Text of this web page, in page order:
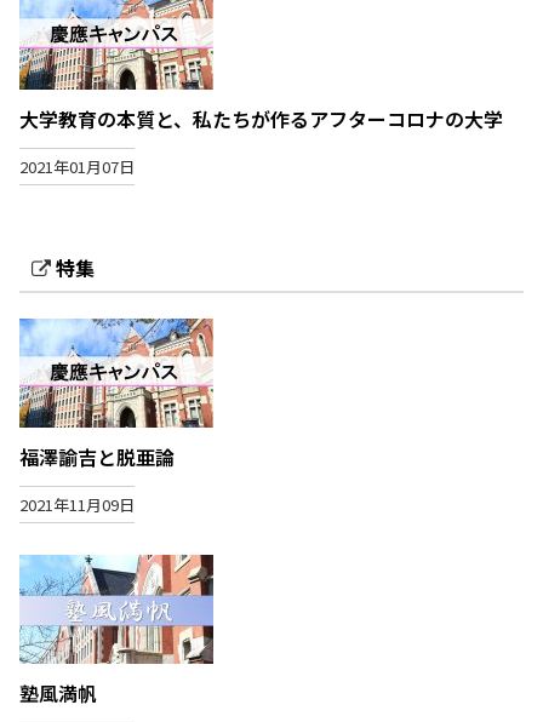
大学教育の本質と、私たちが作るアフターコロナの大学
2021年01月07日
特集
福澤諭吉と脱亜論
2021年11月09日
塾風満帆